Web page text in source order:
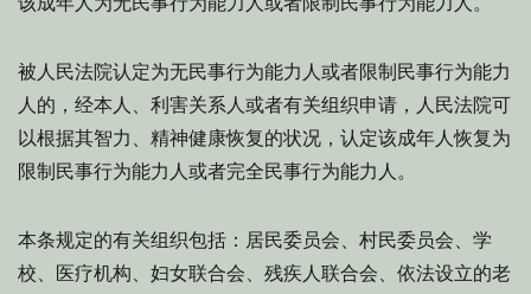
被人民法院认定为无民事行为能力人或者限制民事行为能力
人的，经本人、利害关系人或者有关组织申请，人民法院可
以根据其智力、精神健康恢复的状况，认定该成年人恢复为
限制民事行为能力人或者完全民事行为能力人。
本条规定的有关组织包括：居民委员会、村民委员会、学
校、医疗机构、妇女联合会、残疾人联合会、依法设立的老